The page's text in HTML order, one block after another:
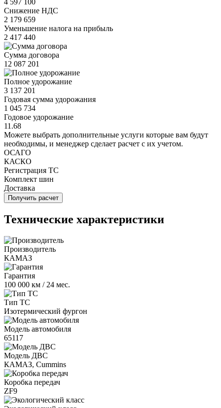
4 597 100
Снижение НДС
2 179 659
Уменьшение налога на прибыль
2 417 440
Сумма договора
12 087 201
Полное удорожание
3 137 201
Годовая сумма удорожания
1 045 734
Годовое удорожание
11.68
Можете выбрать дополнительные услуги которые вам будут
необходимы, и менеджер сделает расчет с их учетом.
ОСАГО
КАСКО
Регистрация ТС
Комплект шин
Доставка
Получить расчет
Технические характеристики
Производитель
КАМАЗ
Гарантия
100 000 км / 24 мес.
Тип ТС
Изотермический фургон
Модель автомобиля
65117
Модель ДВС
КАМАЗ, Cummins
Коробка передач
ZF9